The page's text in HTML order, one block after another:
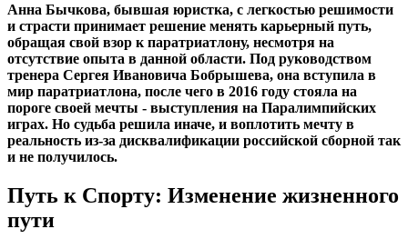
Анна Бычкова, бывшая юристка, с легкостью решимости
и страсти принимает решение менять карьерный путь,
обращая свой взор к паратриатлону, несмотря на
отсутствие опыта в данной области. Под руководством
тренера Сергея Ивановича Бобрышева, она вступила в
мир паратриатлона, после чего в 2016 году стояла на
пороге своей мечты - выступления на Паралимпийских
играх. Но судьба решила иначе, и воплотить мечту в
реальность из-за дисквалификации российской сборной так
и не получилось.
Путь к Спорту: Изменение жизненного
пути